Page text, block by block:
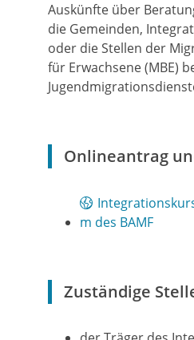
Auskünfte über
die Gemeinden,
oder die Stellen der
für Erwachsene (MBE)
Onlineantrag
m des BAMF
Zuständige